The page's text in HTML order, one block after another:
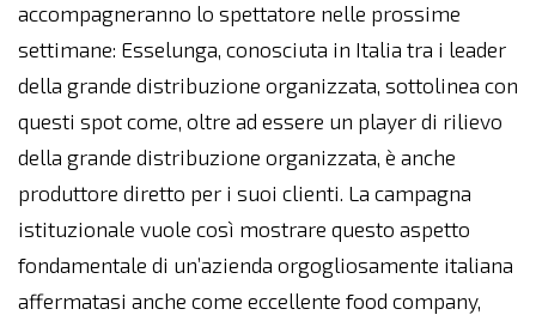
accompagneranno lo spettatore nelle prossime
settimane: Esselunga, conosciuta in Italia tra i leader
della grande distribuzione organizzata, sottolinea con
questi spot come, oltre ad essere un player di rilievo
della grande distribuzione organizzata, è anche
produttore diretto per i suoi clienti. La campagna
istituzionale vuole così mostrare questo aspetto
fondamentale di un’azienda orgogliosamente italiana
affermatasi anche come eccellente food company,